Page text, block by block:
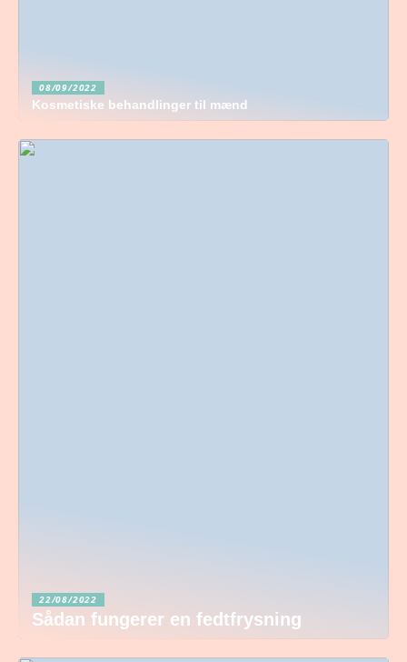
08/09/2022
Kosmetiske behandlinger til mænd
22/08/2022
Sådan fungerer en fedtfrysning